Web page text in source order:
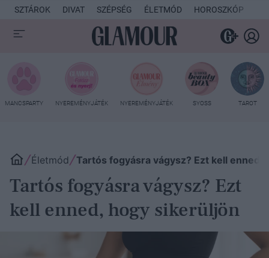
SZTÁROK DIVAT SZÉPSÉG ÉLETMÓD HOROSZKÓP
MANCSPARTY NYEREMÉNYJÁTÉK NYEREMÉNYJÁTÉK SYOSS TAROT
Életmód Tartós fogyásra vágysz? Ezt kell enned
Tartós fogyásra vágysz? Ezt
kell enned, hogy sikerüljön